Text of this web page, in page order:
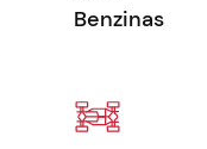
Benzinas